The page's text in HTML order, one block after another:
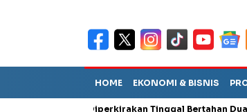
HOME EKONOMI & BISNIS
Sebut TPA Diperkirakan Tinggal Bertahan Dua Bulan